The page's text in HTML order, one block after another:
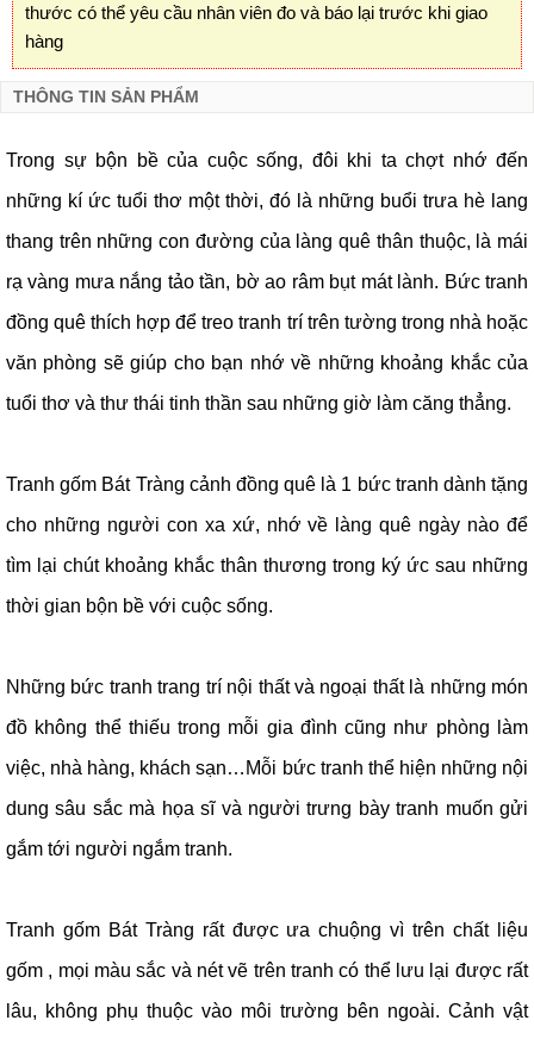
thước có thể yêu cầu nhân viên đo và báo lại trước khi giao
hàng
THÔNG TIN SẢN PHẨM
Trong sự bộn bề của cuộc sống, đôi khi ta chợt nhớ đến
những kí ức tuổi thơ một thời, đó là những buổi trưa hè lang
thang trên những con đường của làng quê thân thuộc, là mái
rạ vàng mưa nắng tảo tần, bờ ao râm bụt mát lành. Bức tranh
đồng quê thích hợp để treo tranh trí trên tường trong nhà hoặc
văn phòng sẽ giúp cho bạn nhớ về những khoảng khắc của
tuổi thơ và thư thái tinh thần sau những giờ làm căng thẳng.
Tranh gốm Bát Tràng cảnh đồng quê là 1 bức tranh dành tặng
cho những người con xa xứ, nhớ về làng quê ngày nào để
tìm lại chút khoảng khắc thân thương trong ký ức sau những
thời gian bộn bề với cuộc sống.
Những bức tranh trang trí nội thất và ngoại thất là những món
đồ không thể thiếu trong mỗi gia đình cũng như phòng làm
việc, nhà hàng, khách sạn…Mỗi bức tranh thể hiện những nội
dung sâu sắc mà họa sĩ và người trưng bày tranh muốn gửi
gắm tới người ngắm tranh.
Tranh gốm Bát Tràng rất được ưa chuộng vì trên chất liệu
gốm , mọi màu sắc và nét vẽ trên tranh có thể lưu lại được rất
lâu, không phụ thuộc vào môi trường bên ngoài. Cảnh vật